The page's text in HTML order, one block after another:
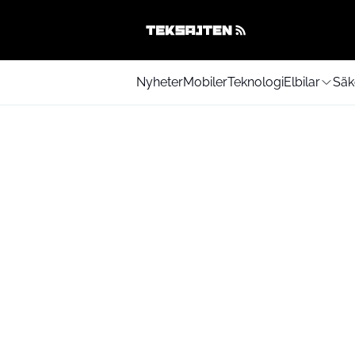
NyheterMobilerTeknologiElbilar